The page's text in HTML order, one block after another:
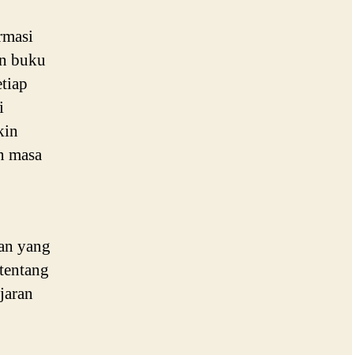
Baru
buku
masa
yang